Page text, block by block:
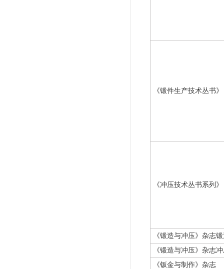
《锻件生产技术丛书
《冲压技术丛书系列
《锻造与冲压》杂志
《锻造与冲压》杂志
《钣金与制作》杂志